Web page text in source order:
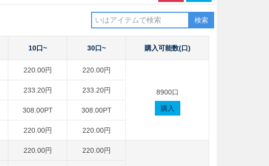
検索
10口~ 30口~ 購入可能数(口)
220.00円 220.00円
8900口
購入
233.20円 233.20円
308.00PT 308.00PT
220.00円 220.00円
220.00円 220.00円